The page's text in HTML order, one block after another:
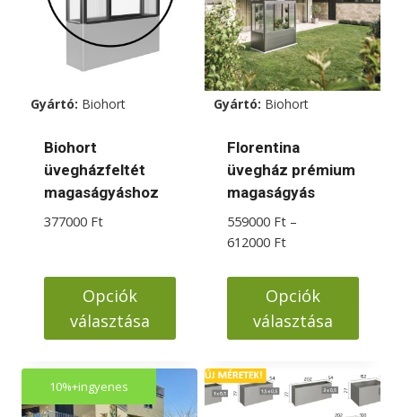
Gyártó: Biohort
Biohort
üvegházfeltét
magaságyáshoz
377000 Ft
Opciók
választása
a
terméknek
Gyártó: Biohort
Florentina
üvegház prémium
magaságyás
559000 Ft –
612000 FtÁrtartomány:
-
612000 Ft
Opciók
választása
a
terméknek
10%+ingyenes